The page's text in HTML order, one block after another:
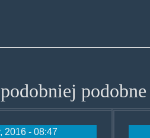
podobne
2016 - 08:47